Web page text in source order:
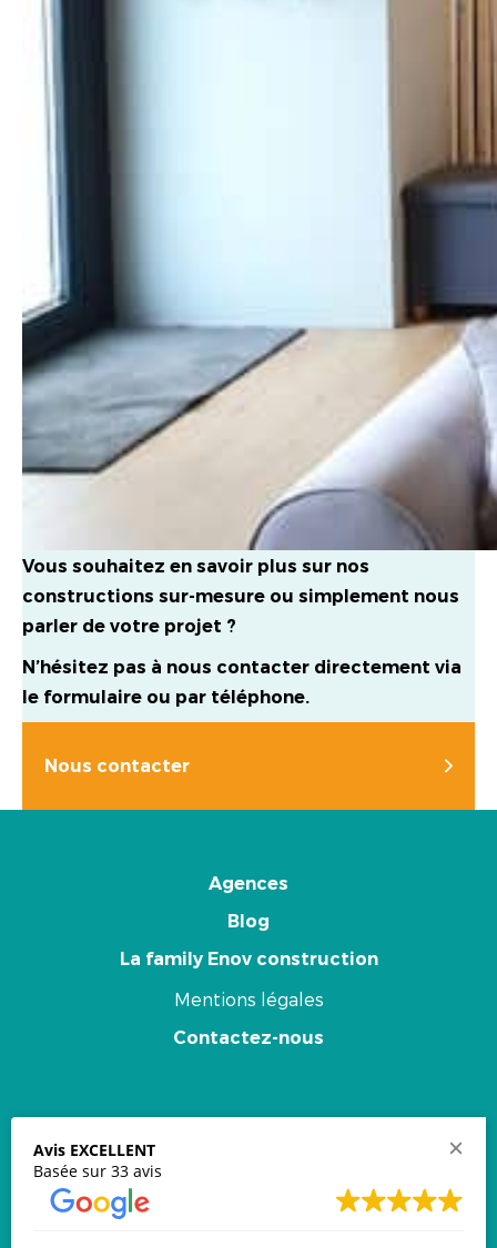
Vous souhaitez en savoir plus sur nos
constructions sur-mesure ou simplement nous
parler de votre projet ?
N’hésitez pas à nous contacter directement via
le formulaire ou par téléphone.
Nous contacter
Agences
Blog
La family Enov construction
Mentions légales
Contactez-nous
Email*
Avis EXCELLENT
Basée sur 33 avis